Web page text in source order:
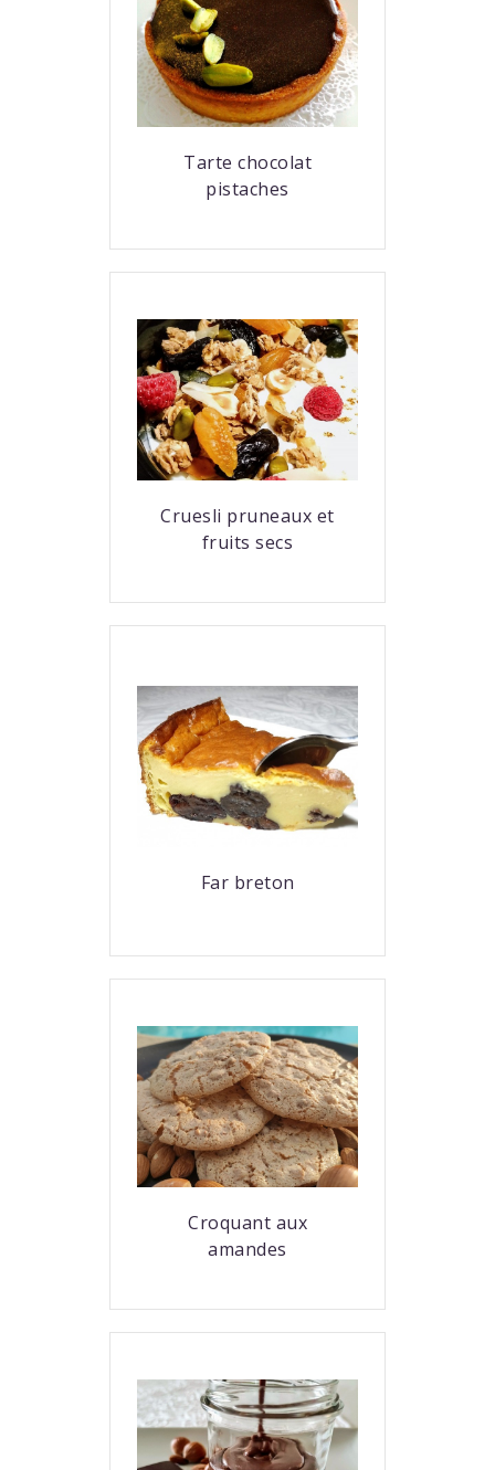
Tarte chocolat
pistaches
Cruesli pruneaux et
fruits secs
Far breton
Croquant aux
amandes